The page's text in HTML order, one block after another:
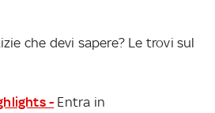
che devi sapere? Le trovi sul
- Entra in